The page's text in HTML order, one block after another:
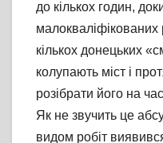
до кількох годин,
малокваліфікованих
кількох донецьких
колупають міст і
розібрати його на
Як не звучить це
видом робіт